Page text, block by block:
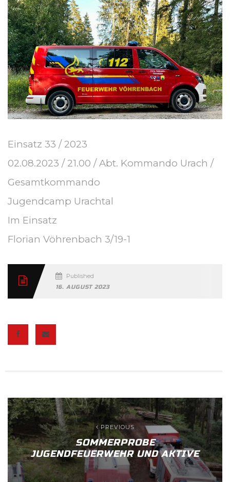
Einsatz 33 / 2023
02.08.2023 / 21.00 / Abt. Kommando Urach /
Gesamtkommando
Jugendcamp Urachtal
Im Einsatz
Florian Vöhrenbach 3/19-1
Published
16. AUGUST 2023
PREVIOUS
SOMMERPROBE
JUGENDFEUERWEHR UND AKTIVE